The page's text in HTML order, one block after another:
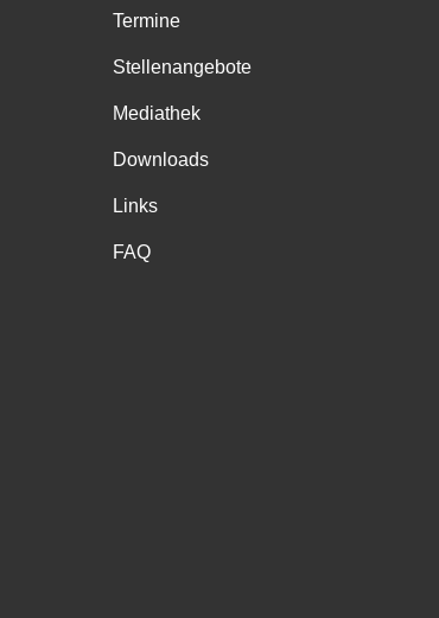
Termine
Stellenangebote
Mediathek
Downloads
Links
FAQ